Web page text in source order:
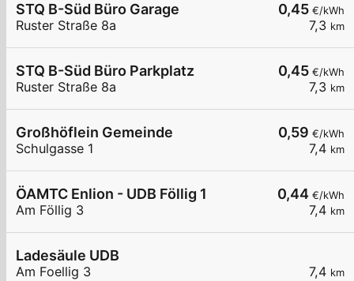
0,45 €/kWh
7,3 km
STQ B-Süd Büro Garage
Ruster Straße 8a
0,45 €/kWh
7,3 km
STQ B-Süd Büro Parkplatz
Ruster Straße 8a
0,59 €/kWh
7,4 km
Großhöflein Gemeinde
Schulgasse 1
0,44 €/kWh
7,4 km
ÖAMTC Enlion - UDB Föllig 1
Am Föllig 3
7,4 km
Ladesäule UDB
Am Foellig 3